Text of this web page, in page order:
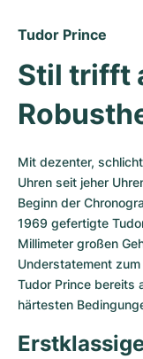
Tudor Prince
Stil trifft
Mit dezenter,
Uhren seit jeher
Beginn der
1969 gefertigte
Millimeter großen
Understatement
Tudor Prince bereits
härtesten